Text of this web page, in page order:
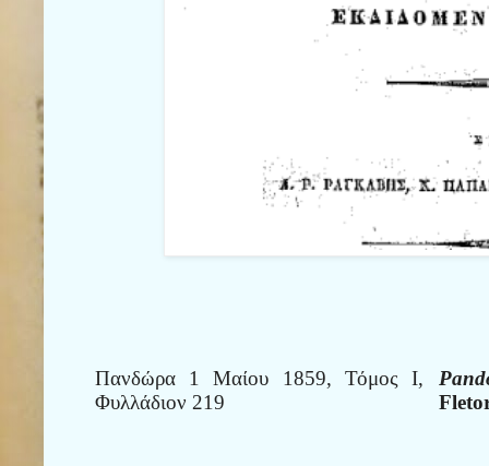
Πανδώρα 1 Μαίου 1859, Τόμος Ι,
Φυλλάδιον 219